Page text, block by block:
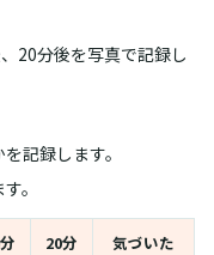
20分後を写真で記録し
記録します。
。
20分
気づいた